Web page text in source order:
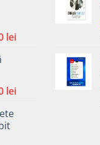
lei.
leiPrețul
leiPrețul